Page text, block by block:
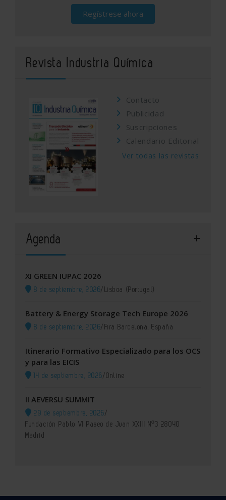
Regístrese ahora
Revista Industria Química
Contacto
Publicidad
Suscripciones
Calendario Editorial
Ver todas las revistas
Agenda
XI GREEN IUPAC 2026
8 de septiembre, 2026/Lisboa (Portugal)
Battery & Energy Storage Tech Europe 2026
8 de septiembre, 2026/Fira Barcelona, España
Itinerario Formativo Especializado para los OCS
y para las EICIS
14 de septiembre, 2026/Online
II AEVERSU SUMMIT
29 de septiembre, 2026/
Fundación Pablo VI Paseo de Juan XXIII Nº3 28040
Madrid